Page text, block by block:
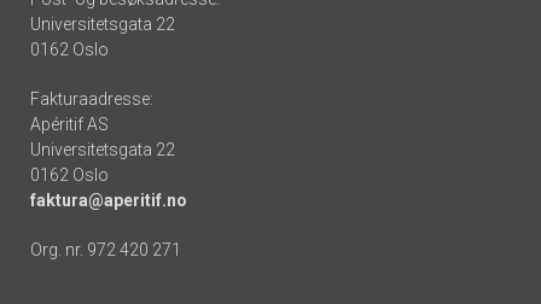
Universitetsgata 22
0162 Oslo
Fakturaadresse:
Apéritif AS
Universitetsgata 22
0162 Oslo
faktura@aperitif.no
Org. nr. 972 420 271